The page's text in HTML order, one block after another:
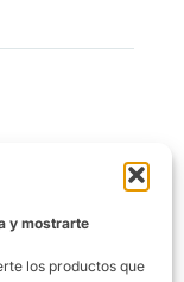
y mostrarte
los productos que